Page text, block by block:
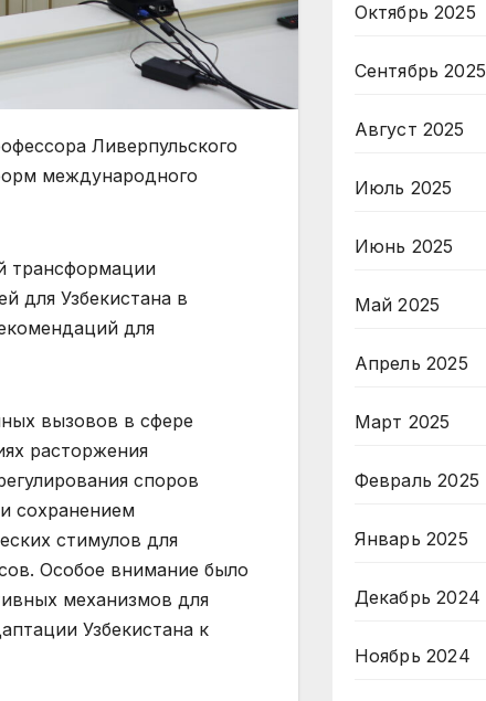
Ливерпульского
международного
трансформации
для Узбекистана в
для
вызовов в сфере
расторжения
споров
сохранением
стимулов для
Особое внимание было
механизмов для
Узбекистана к
Октябрь 2025
Сентябрь 2025
Август 2025
Июль 2025
Июнь 2025
Май 2025
Апрель 2025
Март 2025
Февраль 2025
Январь 2025
Декабрь 2024
Ноябрь 2024